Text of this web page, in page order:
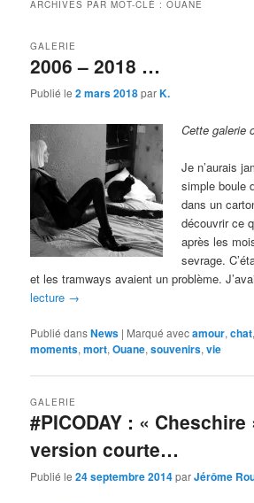
ARCHIVES PAR MOT-CLÉ :OUANE
2006 – 2018 …
GALERIE
Publié le2 mars 2018parK.
Cette galerie
Je n’aurais
simple boule
dans un
découvrir ce
après les
sevrage.
et les tramways avaient un problème.
lecture →
Publié dansNews | Marqué avecamour,chat
moments,mort,Ouane,souvenirs,vie
#PICODAY : « Cheschire
version courte…
GALERIE
Publié le24 septembre 2014parJérôme